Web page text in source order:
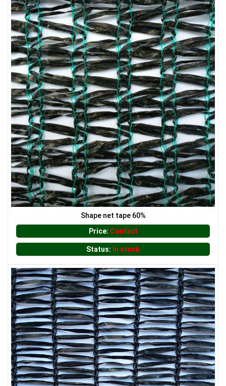
LƯỚI CHẮN CÔN TRÙNG
LƯỚI CHE NẮNG
LƯỚI CHẮN ĐỘNG VẬT
LƯỚI NUÔI TRỒNG HẢI SẢN
LƯỚI CHẮN GIÓ
Shape net tape 60%
Price: Contact
Status: In stock